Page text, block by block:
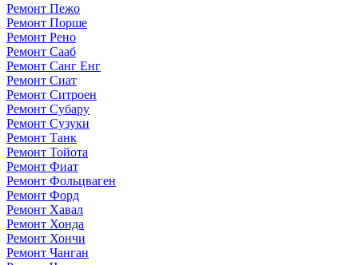
Ремонт Пежо
Ремонт Порше
Ремонт Рено
Ремонт Сааб
Ремонт Санг Енг
Ремонт Сиат
Ремонт Ситроен
Ремонт Субару
Ремонт Сузуки
Ремонт Танк
Ремонт Тойота
Ремонт Фиат
Ремонт Фольцваген
Ремонт Форд
Ремонт Хавал
Ремонт Хонда
Ремонт Хончи
Ремонт Чанган